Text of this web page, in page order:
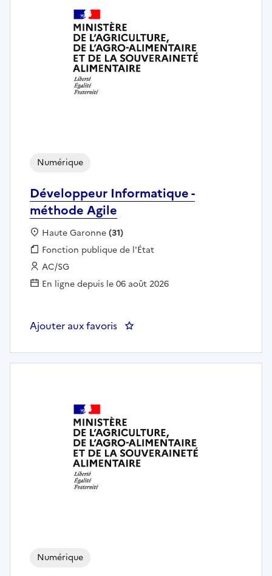
Développeur Informatique -
méthode Agile
Numérique
Localisation :
Haute Garonne(31)
Fonction publique :
Fonction publique de l'État
Employeur :
AC/SG
En ligne depuis le 06 août 2026
Ajouter aux favoris
Numérique